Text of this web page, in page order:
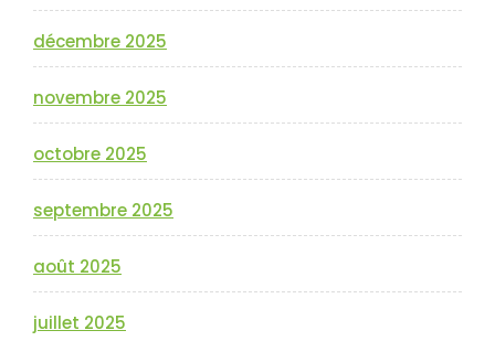
décembre 2025
novembre 2025
octobre 2025
septembre 2025
août 2025
juillet 2025